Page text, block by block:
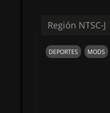
Región NTSC-J
DEPORTES MODS